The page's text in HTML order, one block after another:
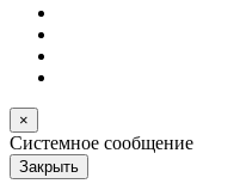
×
Системное сообщение
Закрыть